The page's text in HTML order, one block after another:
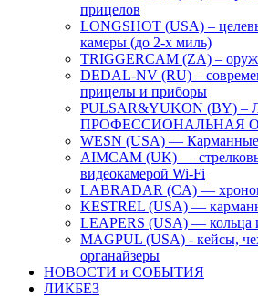
прицелов
LONGSHOT (USA) –
камеры (до 2-х миль)
TRIGGERCAM (ZA) –
DEDAL-NV (RU) –
прицелы и приборы
PULSAR&YUKON (BY)
ПРОФЕССИОНАЛЬНАЯ
WESN (USA) — Карманные
AIMCAM (UK) —
видеокамерой Wi-Fi
LABRADAR (CA) —
KESTREL (USA) —
LEAPERS (USA) — кольца
MAGPUL (USA) - кейсы,
органайзеры
НОВОСТИ и СОБЫТИЯ
ЛИКБЕЗ